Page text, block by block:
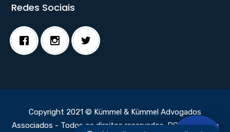
Redes Sociais
Copyright 2021 © Kümmel & Kümmel Advogados
Associados - Todos os direitos reservados.DC Webdesign